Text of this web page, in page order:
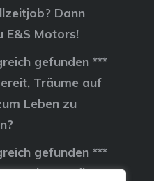
Dann
E&S Motors!
gefunden ***
Träume auf
Leben zu
gefunden ***
gemeinsam die